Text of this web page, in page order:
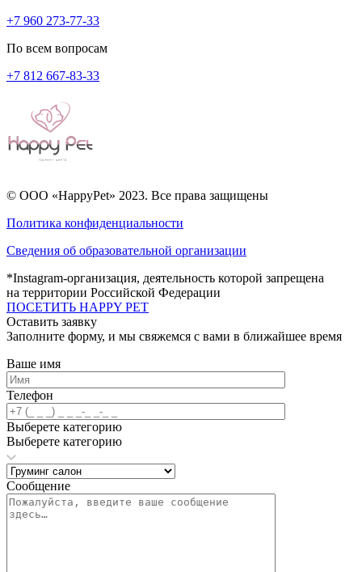
+7 960 273-77-33
По всем вопросам
+7 812 667-83-33
© ООО «HappyPet» 2023. Все права защищены
Политика конфиденциальности
Сведения об образовательной организации
*Instagram-организация, деятельность которой запрещена
на территории Российской Федерации
ПОСЕТИТЬ HAPPY PET
Оставить заявку
Заполните форму, и мы свяжемся с вами в ближайшее время
Ваше имя
Телефон
Выберете категорию
Выберете категорию
Сообщение